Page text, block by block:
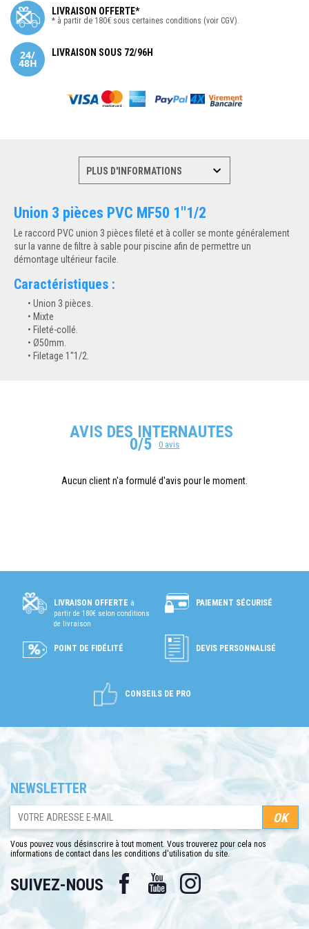
LIVRAISON OFFERTE*
* à partir de 180€ sous certaines conditions (voir CGV).
LIVRAISON SOUS 72/96H
Union 3 pièces PVC MF50 1''1/2
Le raccord PVC union 3 pièces fileté et à coller se monte généralement
sur la vanne de filtre à sable pour piscine afin de permettre un
démontage ultérieur facile.
Caractéristiques :
Union 3 pièces.
Mixte
Fileté-collé.
Ø50mm.
Filetage 1''1/2.
AVIS DES INTERNAUTES
0/5 0 avis
Aucun client n'a formulé d'avis pour le moment.
LIVRAISON OFFERTE à
partir de 180€ selon conditions
de livraison
PAIEMENT SÉCURISÉ
POINT DE FIDÉLITÉ DEVIS PERSONNALISÉ
CONSEILS DE PRO
NEWSLETTER
Vous pouvez vous désinscrire à tout moment. Vous trouverez pour cela nos
informations de contact dans les conditions d'utilisation du site.
SUIVEZ-NOUS Facebook YouTube Instagram